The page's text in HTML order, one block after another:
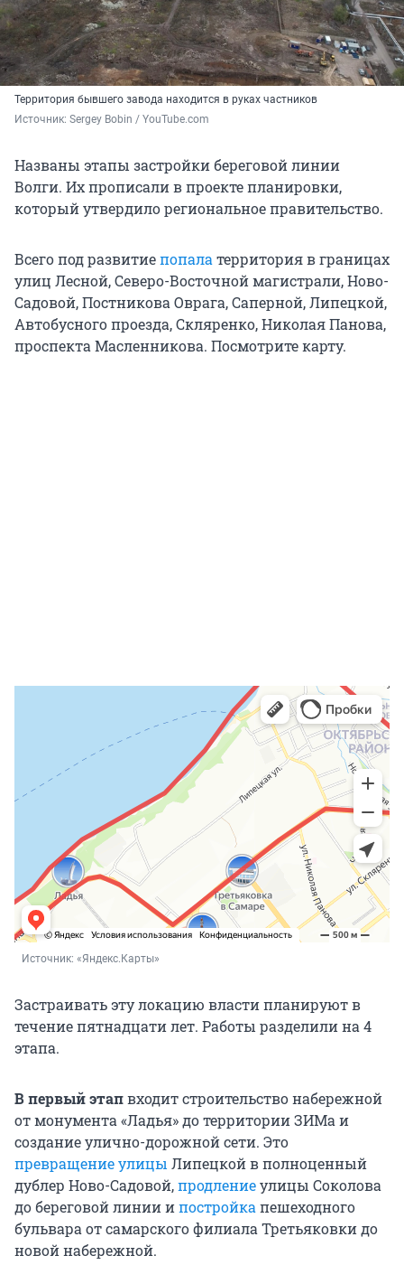
Территория бывшего завода находится в руках частников
Источник: Sergey Bobin / YouTube.com
Названы этапы застройки береговой линии
Волги. Их прописали в проекте планировки,
который утвердило региональное правительство.
Всего под развитиепопалатерритория в границах
улиц Лесной, Северо-Восточной магистрали, Ново-
Садовой, Постникова Оврага, Саперной, Липецкой,
Автобусного проезда, Скляренко, Николая Панова,
проспекта Масленникова. Посмотрите карту.
Источник: «Яндекс.Карты»
Застраивать эту локацию власти планируют в
течение пятнадцати лет. Работы разделили на 4
этапа.
В первый этапвходит строительство набережной
от монумента «Ладья» до территории ЗИМа и
создание улично-дорожной сети. Это
превращение улицы Липецкой в полноценный
дублер Ново-Садовой,продлениеулицы Соколова
до береговой линии ипостройка пешеходного
бульвара от самарского филиала Третьяковки до
новой набережной.